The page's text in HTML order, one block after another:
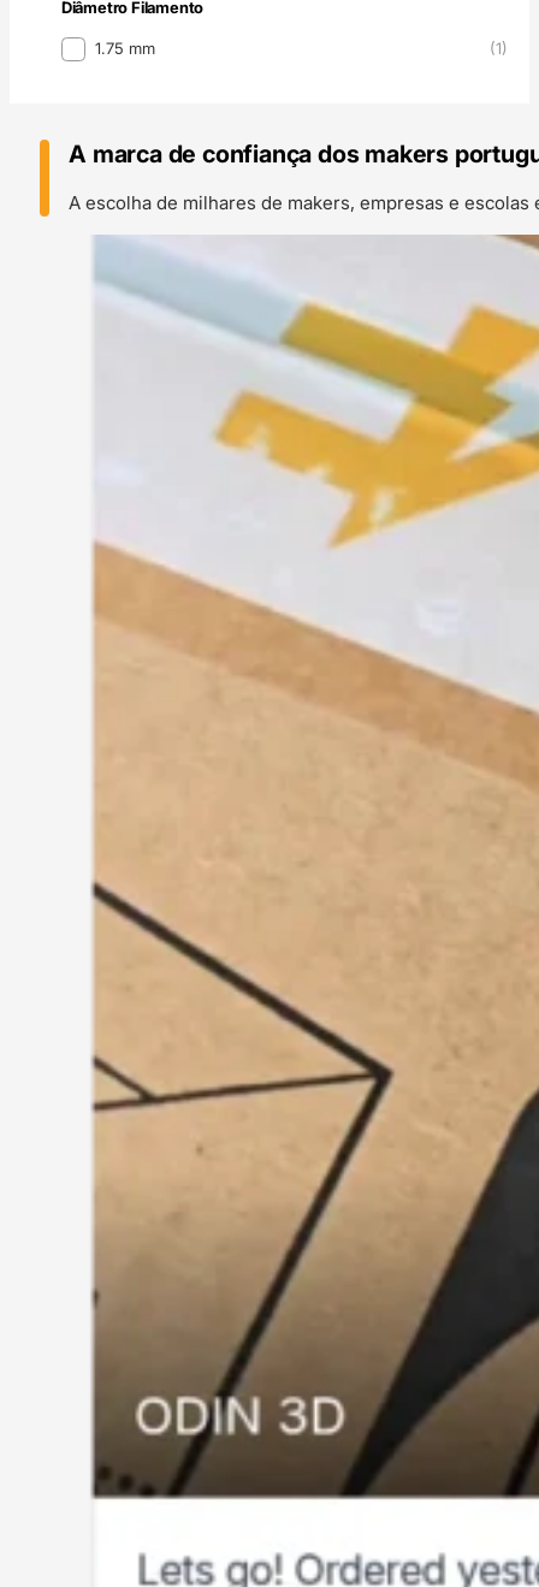
Diâmetro Filamento
Diâmetro Filamento
1.75 mm (1)
A marca de confiança dos makers
A escolha de milhares de makers, empresas e escolas